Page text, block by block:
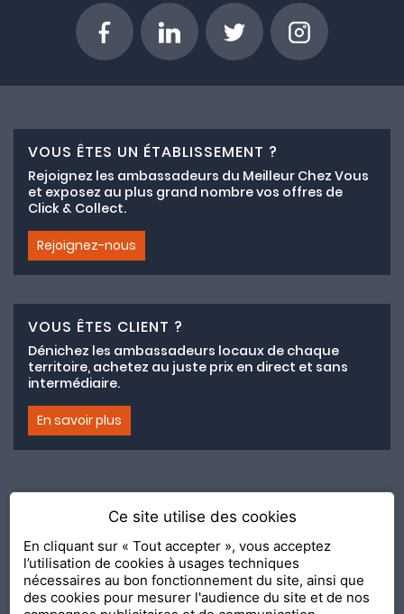
VOUS ÊTES UN ÉTABLISSEMENT ?
Rejoignez les ambassadeurs du Meilleur Chez Vous
et exposez au plus grand nombre vos offres de
Click & Collect.
Rejoignez-nous
VOUS ÊTES CLIENT ?
Dénichez les ambassadeurs locaux de chaque
territoire, achetez au juste prix en direct et sans
intermédiaire.
En savoir plus
Adhésion au collectif lemeilleurchezvous.com
Nous contacter Nos Ambassadeurs Présentation
2020 Le Meilleur Chez Vous, édité parAPI & YOU| Agence
conseil & communication Editeur de la solution Console
Ce site utilise des cookies
En cliquant sur « Tout accepter », vous acceptez
l’utilisation de cookies à usages techniques
nécessaires au bon fonctionnement du site, ainsi que
des cookies pour mesurer l'audience du site et de nos